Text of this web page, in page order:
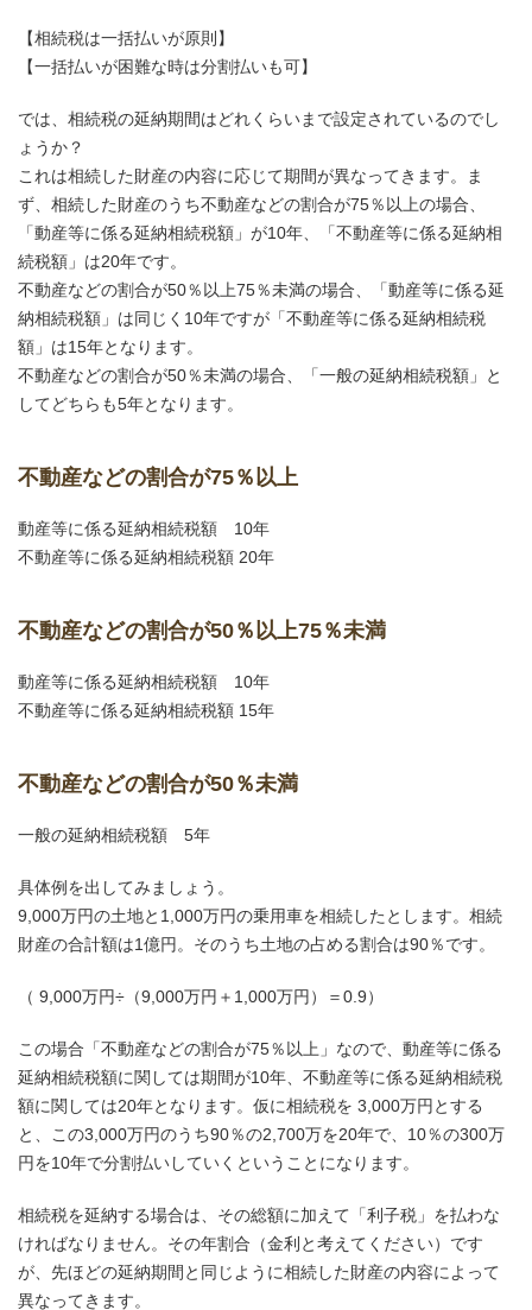
【相続税は一括払いが原則】
【一括払いが困難な時は分割払いも可】
では、相続税の延納期間はどれくらいまで設定されているのでし
ょうか？
これは相続した財産の内容に応じて期間が異なってきます。ま
ず、相続した財産のうち不動産などの割合が75％以上の場合、
「動産等に係る延納相続税額」が10年、「不動産等に係る延納相
続税額」は20年です。
不動産などの割合が50％以上75％未満の場合、「動産等に係る延
納相続税額」は同じく10年ですが「不動産等に係る延納相続税
額」は15年となります。
不動産などの割合が50％未満の場合、「一般の延納相続税額」と
してどちらも5年となります。
不動産などの割合が75％以上
動産等に係る延納相続税額 10年
不動産等に係る延納相続税額 20年
不動産などの割合が50％以上75％未満
動産等に係る延納相続税額 10年
不動産等に係る延納相続税額 15年
不動産などの割合が50％未満
一般の延納相続税額 5年
具体例を出してみましょう。
9,000万円の土地と1,000万円の乗用車を相続したとします。相続
財産の合計額は1億円。そのうち土地の占める割合は90％です。
（ 9,000万円÷（9,000万円＋1,000万円）＝0.9）
この場合「不動産などの割合が75％以上」なので、動産等に係る
延納相続税額に関しては期間が10年、不動産等に係る延納相続税
額に関しては20年となります。仮に相続税を 3,000万円とする
と、この3,000万円のうち90％の2,700万を20年で、10％の300万
円を10年で分割払いしていくということになります。
相続税を延納する場合は、その総額に加えて「利子税」を払わな
ければなりません。その年割合（金利と考えてください）です
が、先ほどの延納期間と同じように相続した財産の内容によって
異なってきます。